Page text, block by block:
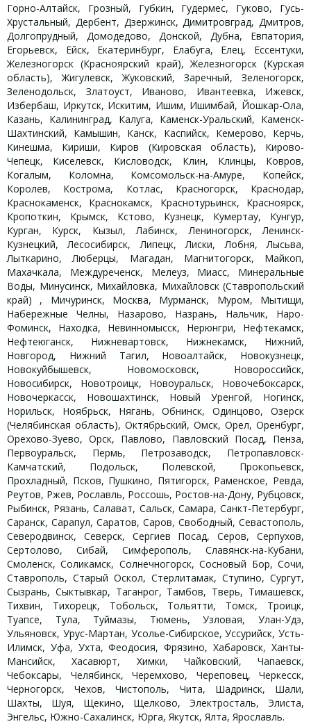
Горно-Алтайск, Грозный, Губкин, Гудермес, Гуково, Гусь-
Хрустальный, Дербент, Дзержинск, Димитровград, Дмитров,
Долгопрудный, Домодедово, Донской, Дубна, Евпатория,
Егорьевск, Ейск, Екатеринбург, Елабуга, Елец, Ессентуки,
Железногорск (Красноярский край), Железногорск (Курская
область), Жигулевск, Жуковский, Заречный, Зеленогорск,
Зеленодольск, Златоуст, Иваново, Ивантеевка, Ижевск,
Избербаш, Иркутск, Искитим, Ишим, Ишимбай, Йошкар-Ола,
Казань, Калининград, Калуга, Каменск-Уральский, Каменск-
Шахтинский, Камышин, Канск, Каспийск, Кемерово, Керчь,
Кинешма, Кириши, Киров (Кировская область), Кирово-
Чепецк, Киселевск, Кисловодск, Клин, Клинцы, Ковров,
Когалым, Коломна, Комсомольск-на-Амуре, Копейск,
Королев, Кострома, Котлас, Красногорск, Краснодар,
Краснокаменск, Краснокамск, Краснотурьинск, Красноярск,
Кропоткин, Крымск, Кстово, Кузнецк, Кумертау, Кунгур,
Курган, Курск, Кызыл, Лабинск, Лениногорск, Ленинск-
Кузнецкий, Лесосибирск, Липецк, Лиски, Лобня, Лысьва,
Лыткарино, Люберцы, Магадан, Магнитогорск, Майкоп,
Махачкала, Междуреченск, Мелеуз, Миасс, Минеральные
Воды, Минусинск, Михайловка, Михайловск (Ставропольский
край) , Мичуринск, Москва, Мурманск, Муром, Мытищи,
Набережные Челны, Назарово, Назрань, Нальчик, Наро-
Фоминск, Находка, Невинномысск, Нерюнгри, Нефтекамск,
Нефтеюганск, Нижневартовск, Нижнекамск, Нижний,
Новгород, Нижний Тагил, Новоалтайск, Новокузнецк,
Новокуйбышевск, Новомосковск, Новороссийск,
Новосибирск, Новотроицк, Новоуральск, Новочебоксарск,
Новочеркасск, Новошахтинск, Новый Уренгой, Ногинск,
Норильск, Ноябрьск, Нягань, Обнинск, Одинцово, Озерск
(Челябинская область), Октябрьский, Омск, Орел, Оренбург,
Орехово-Зуево, Орск, Павлово, Павловский Посад, Пенза,
Первоуральск, Пермь, Петрозаводск, Петропавловск-
Камчатский, Подольск, Полевской, Прокопьевск,
Прохладный, Псков, Пушкино, Пятигорск, Раменское, Ревда,
Реутов, Ржев, Рославль, Россошь, Ростов-на-Дону, Рубцовск,
Рыбинск, Рязань, Салават, Сальск, Самара, Санкт-Петербург,
Саранск, Сарапул, Саратов, Саров, Свободный, Севастополь,
Северодвинск, Северск, Сергиев Посад, Серов, Серпухов,
Сертолово, Сибай, Симферополь, Славянск-на-Кубани,
Смоленск, Соликамск, Солнечногорск, Сосновый Бор, Сочи,
Ставрополь, Старый Оскол, Стерлитамак, Ступино, Сургут,
Сызрань, Сыктывкар, Таганрог, Тамбов, Тверь, Тимашевск,
Тихвин, Тихорецк, Тобольск, Тольятти, Томск, Троицк,
Туапсе, Тула, Туймазы, Тюмень, Узловая, Улан-Удэ,
Ульяновск, Урус-Мартан, Усолье-Сибирское, Уссурийск, Усть-
Илимск, Уфа, Ухта, Феодосия, Фрязино, Хабаровск, Ханты-
Мансийск, Хасавюрт, Химки, Чайковский, Чапаевск,
Чебоксары, Челябинск, Черемхово, Череповец, Черкесск,
Черногорск, Чехов, Чистополь, Чита, Шадринск, Шали,
Шахты, Шуя, Щекино, Щелково, Электросталь, Элиста,
Энгельс, Южно-Сахалинск, Юрга, Якутск, Ялта, Ярославль.